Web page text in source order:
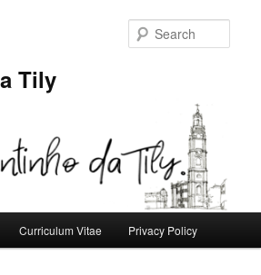
Tily
Curriculum Vitae Privacy Policy